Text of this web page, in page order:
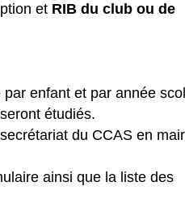
et RIB du club ou de
enfant et par année
étudiés.
du CCAS en
ainsi que la liste des